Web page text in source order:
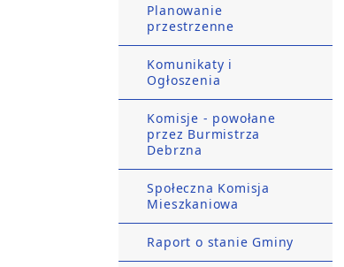
Planowanie
przestrzenne
Komunikaty i
Ogłoszenia
Komisje - powołane
przez Burmistrza
Debrzna
Społeczna Komisja
Mieszkaniowa
Raport o stanie Gminy